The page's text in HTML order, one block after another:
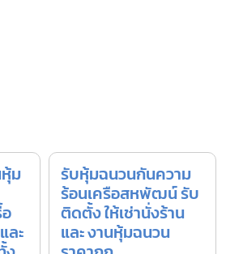
ม
ละ
รับหุ้มฉนวนกันความ
ร้อนเครือสหพัฒน์ รับ
ติดตั้ง ให้เช่านั่งร้าน
และ งานหุ้มฉนวน